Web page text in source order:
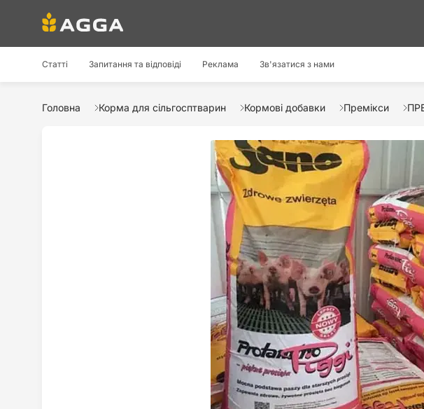
Статті Запитання та відповіді Реклама Зв'язатися з нами
Головна Корма для сільгосптварин Кормові добавки Премікси